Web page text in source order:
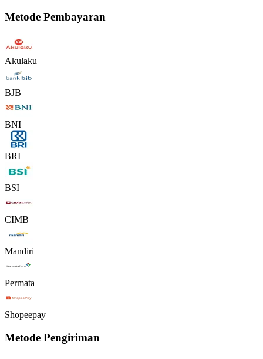
Metode Pembayaran
Akulaku
BJB
BNI
BRI
BSI
CIMB
Mandiri
Permata
Shopeepay
Metode Pengiriman